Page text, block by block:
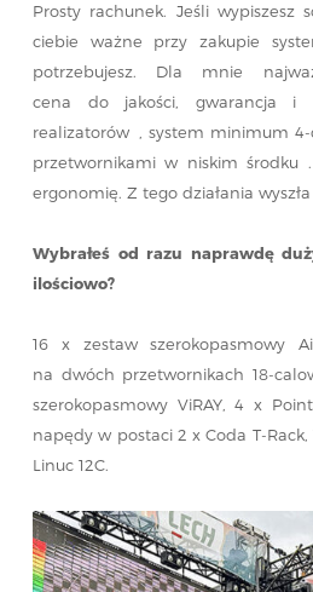
Prosty rachunek. Jeśli wypiszesz
ciebie ważne przy zakupie
potrzebujesz. Dla mnie
cena do jakości, gwarancja i
realizatorów , system minimum
przetwornikami w niskim środku
ergonomię. Z tego działania
Wybrałeś od razu naprawdę
ilościowo?
16 x zestaw szerokopasmowy
na dwóch przetwornikach 18-
szerokopasmowy ViRAY, 4 x
napędy w postaci 2 x Coda T-
Linuc 12C.